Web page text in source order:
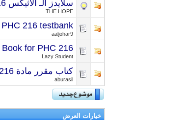
سلايدز الـ الأثيكس phc 216 مترجم.
THE.HOPE
PHC 216 testbank
aaljohar9
Book for PHC 216
Lazy Student
كتاب مقرر مادة phc216
aburasil
خيارات العرض